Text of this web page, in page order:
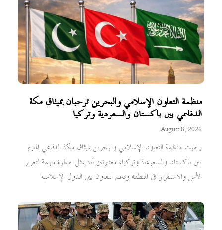
منظمة التعاون الإسلامي والبحرين ترحبان بميثاق مكة
الدفاعي بين باكستان والسعودية وتركيا
August 8, 2026
رحبت منظمة التعاون الإسلامي والبحرين بميثاق مكة الدفاعي المبرم
بين باكستان والسعودية وتركيا، معتبرتين أنه يمثل خطوة مهمة لتعزيز
الأمن والاستقرار في المنطقة ودعم التعاون بين الدول الإسلامية